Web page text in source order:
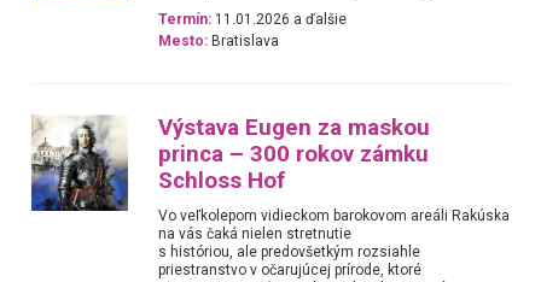
Termín: 11.01.2026 a ďalšie
Mesto: Bratislava
Výstava Eugen za maskou
princa – 300 rokov zámku
Schloss Hof
Vo veľkolepom vidieckom barokovom areáli Rakúska
na vás čaká nielen stretnutie
s históriou, ale predovšetkým rozsiahle
priestranstvo v očarujúcej prírode, ktoré